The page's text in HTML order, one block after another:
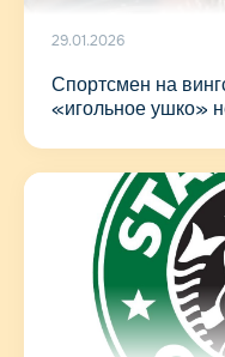
29.01.2026
Спортсмен на
«игольное ушко»